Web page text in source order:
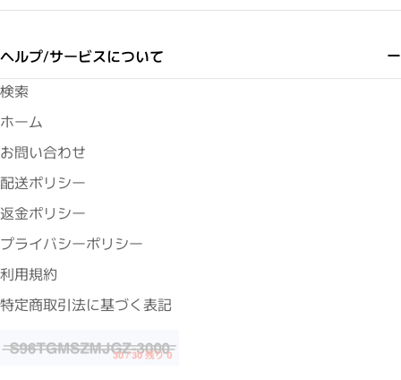
ヘルプ/サービスについて
検索
ホーム
お問い合わせ
配送ポリシー
返金ポリシー
プライバシーポリシー
利用規約
特定商取引法に基づく表記